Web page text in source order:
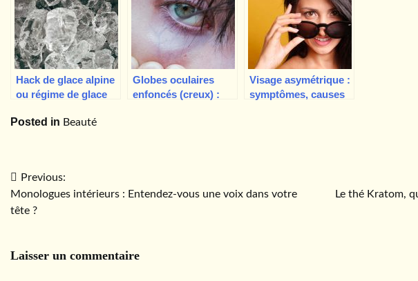
Hack de glace alpine
ou régime de glace
poids, est-ce que ça
Globes oculaires
enfoncés (creux) :
Visage asymétrique :
symptômes, causes
Posted in Beauté
Navigation
de
Previous:
Monologues intérieurs : Entendez-vous une voix dans votre
tête ?
Le thé Kratom,
Laisser un commentaire